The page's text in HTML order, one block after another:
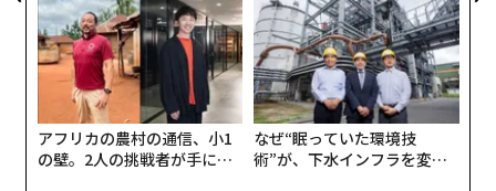
リアに触れる1日│CAREER S
UMMIT 2026
TTドコモビジネス×PwC】
アフリカの農村の通信、小1
の壁。2人の挑戦者が手にし
なぜ“眠っていた環境技
術”が、下水インフラを変え